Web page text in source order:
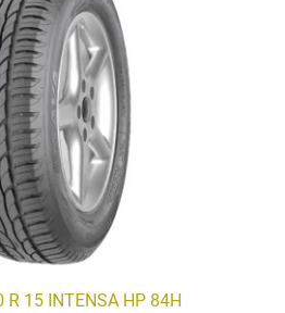
R 15 INTENSA HP 84H